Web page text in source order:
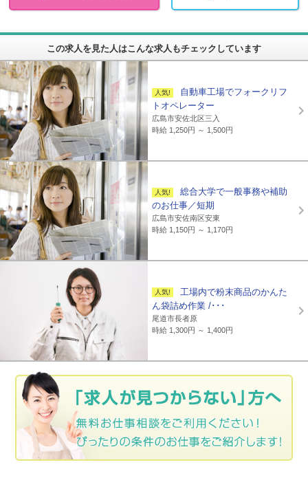
この求人を見た人はこんな求人もチェックしています
自動車工場でフォークリフ
トオペレーター
広島市安佐北区三入
時給 1,250円 ～ 1,500円
総合大学で一般事務や補助
のお仕事／短期
広島市安佐南区安東
時給 1,150円 ～ 1,170円
工場内で粉末商品のかんた
ん袋詰め作業 /･･･
尾道市長者原
時給 1,300円 ～ 1,400円